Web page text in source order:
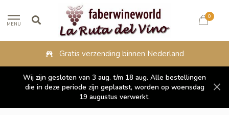
MENU
0
Gratis verzending binnen Nederland
Wij zijn gesloten van 3 aug. t/m 18 aug. Alle bestellingen
die in deze periode zijn geplaatst, worden op woensdag
19 augustus verwerkt.